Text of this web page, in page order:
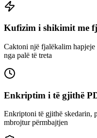
Kufizim i shikimit me
Caktoni një fjalëkalim
nga palë të treta
Enkriptim i të gjithë
Enkriptoni të gjithë skedarin,
mbrojtur përmbajtjen